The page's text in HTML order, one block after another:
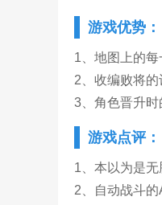
游戏优势：
1、地图上的
2、收编败将
3、角色晋升时
游戏点评：
1、本以为是
2、自动战斗